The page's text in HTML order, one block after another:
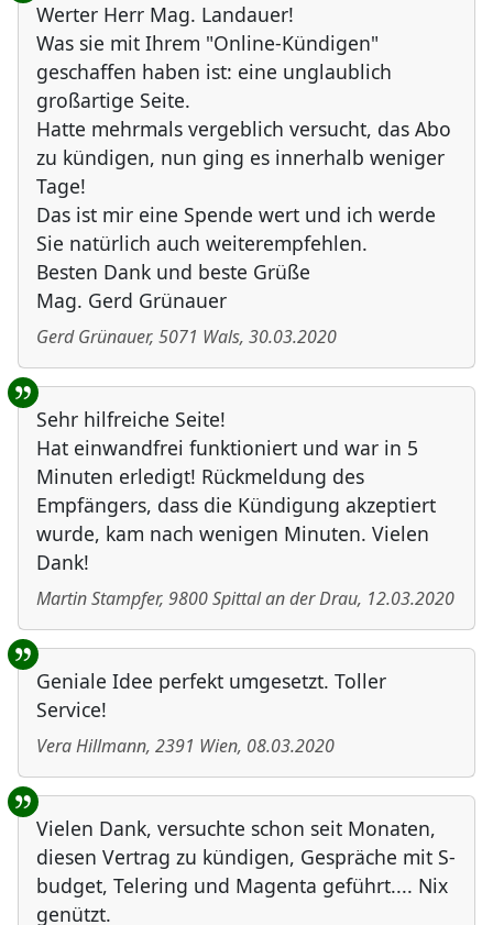
Werter Herr Mag. Landauer!
Was sie mit Ihrem "Online-Kündigen"
geschaffen haben ist: eine unglaublich
großartige Seite.
Hatte mehrmals vergeblich versucht, das Abo
zu kündigen, nun ging es innerhalb weniger
Tage!
Das ist mir eine Spende wert und ich werde
Sie natürlich auch weiterempfehlen.
Besten Dank und beste Grüße
Mag. Gerd Grünauer
Gerd Grünauer, 5071 Wals, 30.03.2020
Sehr hilfreiche Seite!
Hat einwandfrei funktioniert und war in 5
Minuten erledigt! Rückmeldung des
Empfängers, dass die Kündigung akzeptiert
wurde, kam nach wenigen Minuten. Vielen
Dank!
Martin Stampfer, 9800Spittal an der Drau, 12.03.2020
Geniale Idee perfekt umgesetzt. Toller
Service!
Vera Hillmann, 2391 Wien, 08.03.2020
Vielen Dank, versuchte schon seit Monaten,
diesen Vertrag zu kündigen, Gespräche mit S-
budget, Telering und Magenta geführt.... Nix
genützt.